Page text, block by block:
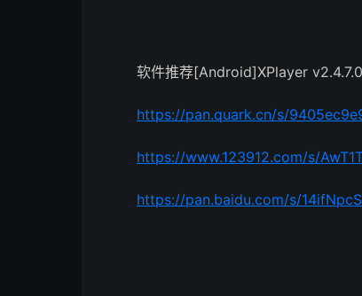
软件推荐[Android]XPlayer
https://pan.quark.cn/s/
https://www.123912.com/s/
https://pan.baidu.com/s/